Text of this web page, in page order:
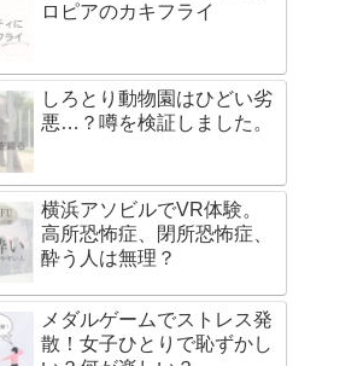
ロピアのカキフライ
しろとり動物園はひどい劣
悪…？噂を検証しました。
横浜アソビルでVR体験。
高所恐怖症、閉所恐怖症、
酔う人は無理？
メダルゲームでストレス発
散！女子ひとりで恥ずかし